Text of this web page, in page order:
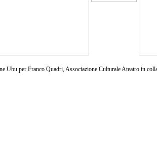
Ubu per Franco Quadri, Associazione Culturale Ateatro in